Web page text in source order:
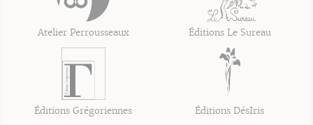
Atelier Perrousseaux Éditions Le Sureau
Éditions Grégoriennes Éditions DésIris